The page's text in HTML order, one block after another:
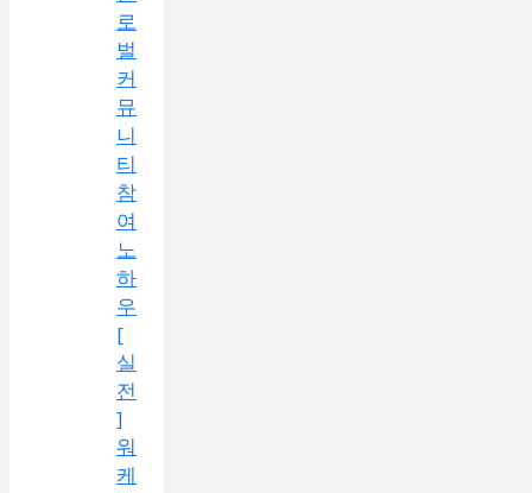
로
벌
커
뮤
니
티
참
여
노
하
우
[
실
전
]
워
케